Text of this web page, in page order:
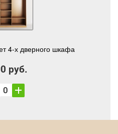
4-х дверного шкафа
руб.